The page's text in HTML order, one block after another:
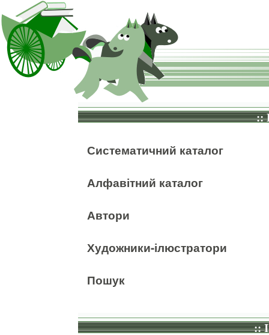
::
Систематичний каталог
Алфавітний каталог
Автори
Художники-ілюстратори
Пошук
::